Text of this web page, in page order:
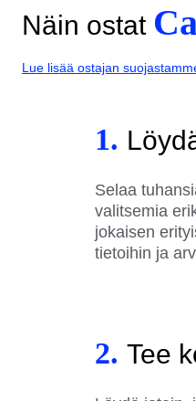
Näin ostat
Lue lisää ostajan
1.
Selaa
valitsemia
jokaisen
tietoihin ja
2. Tee